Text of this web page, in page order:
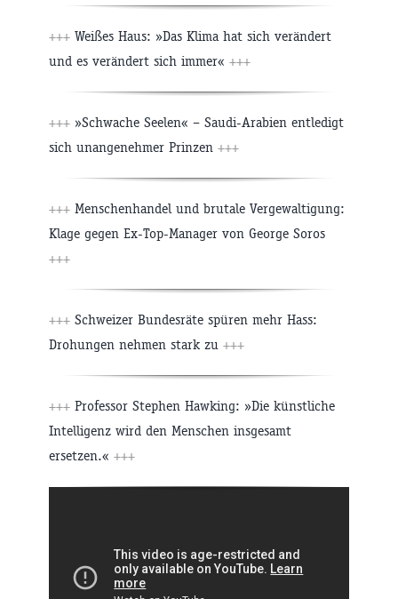
+++ Weißes Haus: »Das Klima hat sich verändert
und es verändert sich immer« +++
+++ »Schwache Seelen« – Saudi-Arabien entledigt
sich unangenehmer Prinzen +++
+++ Menschenhandel und brutale Vergewaltigung:
Klage gegen Ex-Top-Manager von George Soros
+++
+++ Schweizer Bundesräte spüren mehr Hass:
Drohungen nehmen stark zu +++
+++ Professor Stephen Hawking: »Die künstliche
Intelligenz wird den Menschen insgesamt
ersetzen.« +++